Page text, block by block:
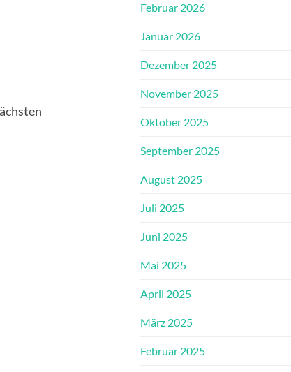
Februar 2026
Januar 2026
Dezember 2025
November 2025
Oktober 2025
September 2025
August 2025
Juli 2025
Juni 2025
Mai 2025
April 2025
März 2025
Februar 2025